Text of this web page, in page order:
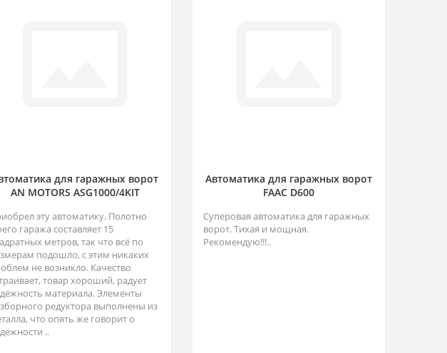
для гаражных ворот
AN MOTORS ASG1000/4KIT
эту автоматику. Полотно
гаража составляет 15
метров, так что всё по
подошло, с этим никаких
не возникло. Качество
товар хороший, радует
материала. Элементы
редуктора выполнены из
что опять же говорит о
..
Автоматика для гаражных ворот
FAAC D600
Суперовая автоматика для гаражных
ворот. Тихая и мощная.
Рекомендую!!!..